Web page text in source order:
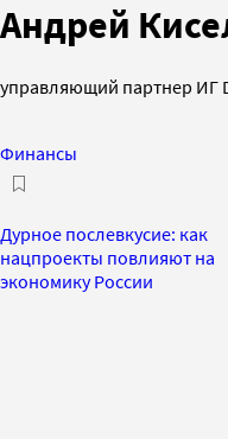
Андрей
управляющий партнер ИГ
Финансы
Дурное послевкусие: как
нацпроекты повлияют на
экономику России